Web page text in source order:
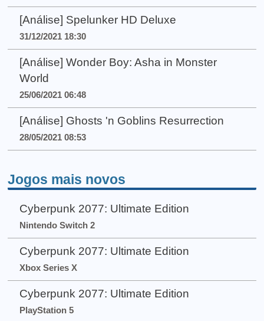
[Análise] Spelunker HD Deluxe
31/12/2021 18:30
[Análise] Wonder Boy: Asha in Monster
World
25/06/2021 06:48
[Análise] Ghosts 'n Goblins Resurrection
28/05/2021 08:53
Jogos mais novos
Cyberpunk 2077: Ultimate Edition
Nintendo Switch 2
Cyberpunk 2077: Ultimate Edition
Xbox Series X
Cyberpunk 2077: Ultimate Edition
PlayStation 5